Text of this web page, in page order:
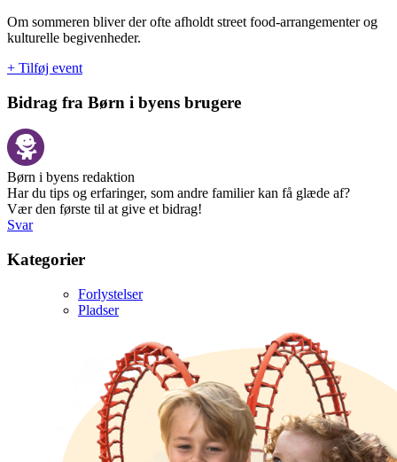
Om sommeren bliver der ofte afholdt street food-arrangementer og
kulturelle begivenheder.
+ Tilføj event
Bidrag fra Børn i byens brugere
Børn i byens redaktion
Har du tips og erfaringer, som andre familier kan få glæde af?
Vær den første til at give et bidrag!
Svar
Kategorier
Forlystelser
Pladser